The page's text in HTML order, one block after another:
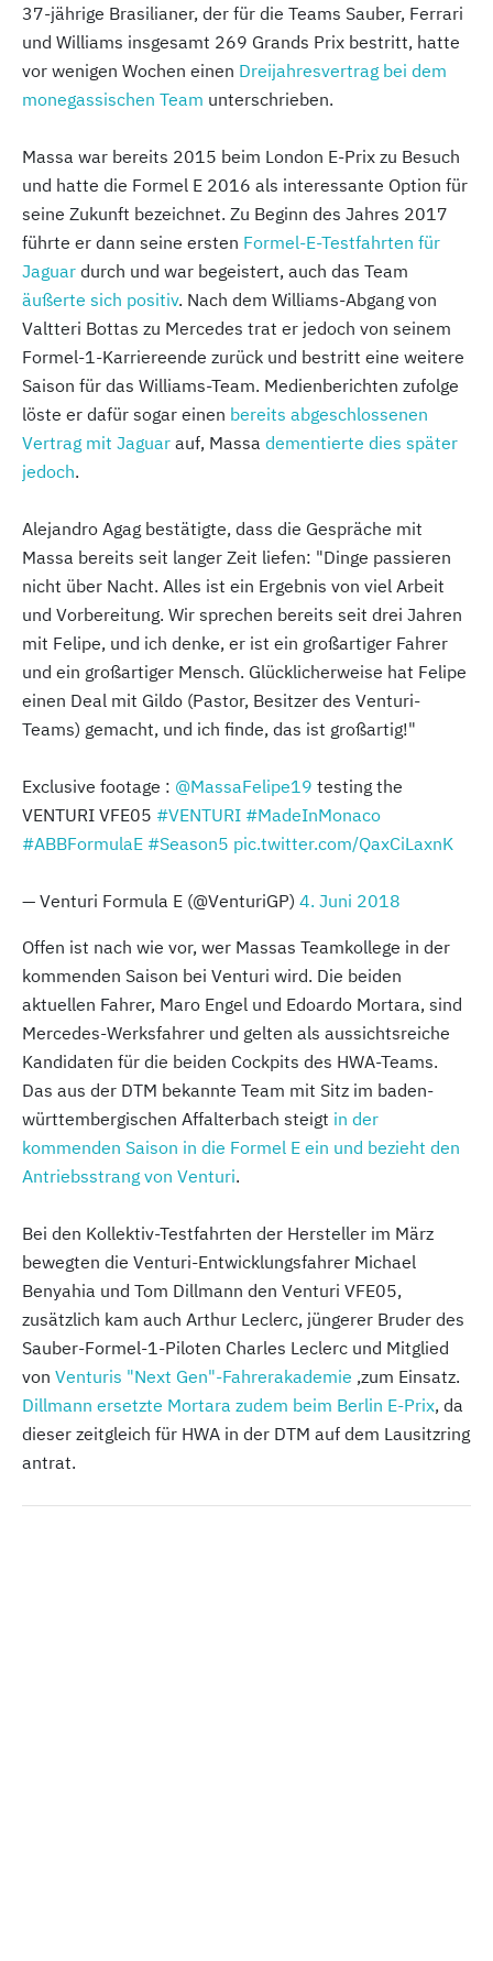
37-jährige Brasilianer, der für die Teams Sauber, Ferrari
und Williams insgesamt 269 Grands Prix bestritt, hatte
vor wenigen Wochen einen Dreijahresvertrag bei dem
monegassischen Team unterschrieben.
Massa war bereits 2015 beim London E-Prix zu Besuch
und hatte die Formel E 2016 als interessante Option für
seine Zukunft bezeichnet. Zu Beginn des Jahres 2017
führte er dann seine ersten Formel-E-Testfahrten für
Jaguar durch und war begeistert, auch das Team
äußerte sich positiv. Nach dem Williams-Abgang von
Valtteri Bottas zu Mercedes trat er jedoch von seinem
Formel-1-Karriereende zurück und bestritt eine weitere
Saison für das Williams-Team. Medienberichten zufolge
löste er dafür sogar einen bereits abgeschlossenen
Vertrag mit Jaguar auf, Massa dementierte dies später
jedoch.
Alejandro Agag bestätigte, dass die Gespräche mit
Massa bereits seit langer Zeit liefen: "Dinge passieren
nicht über Nacht. Alles ist ein Ergebnis von viel Arbeit
und Vorbereitung. Wir sprechen bereits seit drei Jahren
mit Felipe, und ich denke, er ist ein großartiger Fahrer
und ein großartiger Mensch. Glücklicherweise hat Felipe
einen Deal mit Gildo (Pastor, Besitzer des Venturi-
Teams) gemacht, und ich finde, das ist großartig!"
Exclusive footage : @MassaFelipe19 testing the
VENTURI VFE05 #VENTURI #MadeInMonaco
#ABBFormulaE #Season5 pic.twitter.com/QaxCiLaxnK
— Venturi Formula E (@VenturiGP) 4. Juni 2018
Offen ist nach wie vor, wer Massas Teamkollege in der
kommenden Saison bei Venturi wird. Die beiden
aktuellen Fahrer, Maro Engel und Edoardo Mortara, sind
Mercedes-Werksfahrer und gelten als aussichtsreiche
Kandidaten für die beiden Cockpits des HWA-Teams.
Das aus der DTM bekannte Team mit Sitz im baden-
württembergischen Affalterbach steigt in der
kommenden Saison in die Formel E ein und bezieht den
Antriebsstrang von Venturi.
Bei den Kollektiv-Testfahrten der Hersteller im März
bewegten die Venturi-Entwicklungsfahrer Michael
Benyahia und Tom Dillmann den Venturi VFE05,
zusätzlich kam auch Arthur Leclerc, jüngerer Bruder des
Sauber-Formel-1-Piloten Charles Leclerc und Mitglied
von Venturis "Next Gen"-Fahrerakademie ,zum Einsatz.
Dillmann ersetzte Mortara zudem beim Berlin E-Prix, da
dieser zeitgleich für HWA in der DTM auf dem Lausitzring
antrat.